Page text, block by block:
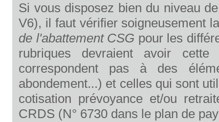
Si vous disposez bien du niveau
V6), il faut vérifier soigneusement
de l'abattement CSG pour les
rubriques devraient avoir
correspondent pas à des
abondement...) et celles qui sont
cotisation prévoyance et/ou
CRDS (N° 6730 dans le plan de